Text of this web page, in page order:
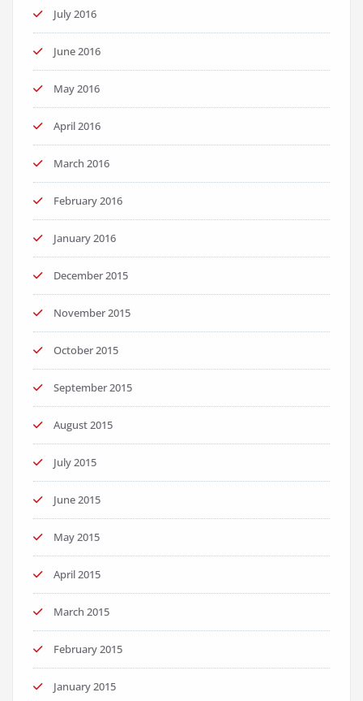
July 2016
June 2016
May 2016
April 2016
March 2016
February 2016
January 2016
December 2015
November 2015
October 2015
September 2015
August 2015
July 2015
June 2015
May 2015
April 2015
March 2015
February 2015
January 2015